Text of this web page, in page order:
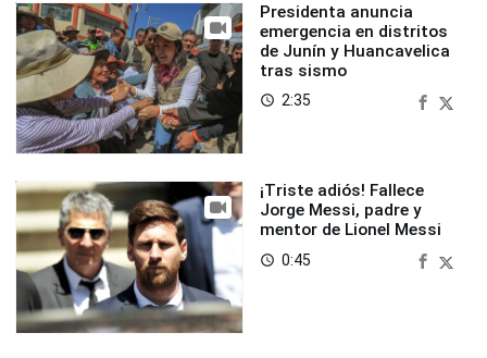
Presidenta anuncia
emergencia en distritos
de Junín y Huancavelica
tras sismo
access_time 2:35
¡Triste adiós! Fallece
Jorge Messi, padre y
mentor de Lionel Messi
access_time 0:45